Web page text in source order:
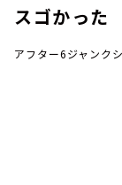
スゴかった
アフター6ジャンク